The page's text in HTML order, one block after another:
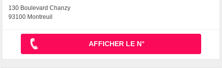
130 Boulevard Chanzy
93100 Montreuil
AFFICHER LE N°